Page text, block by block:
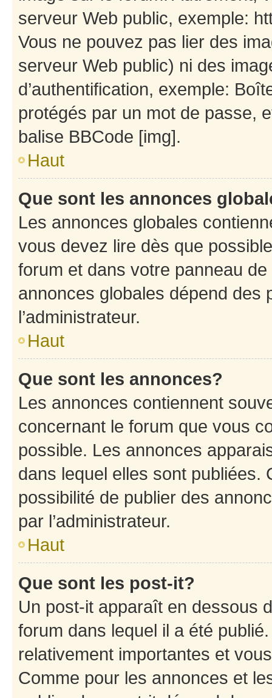
serveur Web public, exemple:
Vous ne pouvez pas lier des
serveur Web public) ni des
d’authentification, exemple:
protégés par un mot de passe,
balise BBCode [img].
Haut
Que sont les annonces
Les annonces globales
vous devez lire dès que
forum et dans votre panneau
annonces globales dépend des
l’administrateur.
Haut
Que sont les annonces?
Les annonces contiennent
concernant le forum que vous
possible. Les annonces
dans lequel elles sont publiées.
possibilité de publier des
par l’administrateur.
Haut
Que sont les post-it?
Un post-it apparaît en dessous
forum dans lequel il a été
relativement importantes et
Comme pour les annonces et